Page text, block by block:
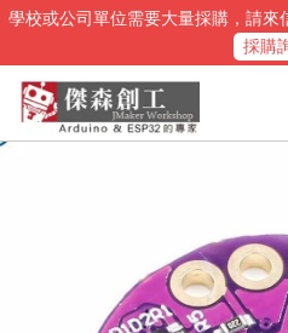
學校或公司單位需要大量採購，請來
採購